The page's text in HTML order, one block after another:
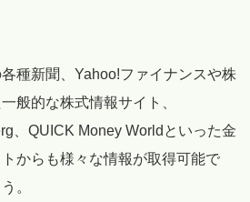
種新聞、Yahoo!ファイナンスや株
般的な株式情報サイト、
、QUICK Money Worldといった金
からも様々な情報が取得可能で
。